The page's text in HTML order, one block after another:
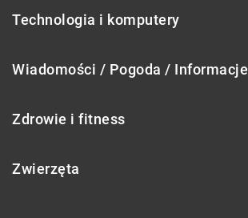
Technologia i komputery
Wiadomości / Pogoda / Informacje
Zdrowie i fitness
Zwierzęta